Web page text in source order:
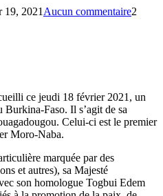
19, 2021 Aucun commentaire2
ce jeudi 18 février 2021, un
Faso. Il s’agit de sa
Celui-ci est le premier
Moro-Naba.
marquée par des
et autres), sa Majesté
son homologue Togbui Edem